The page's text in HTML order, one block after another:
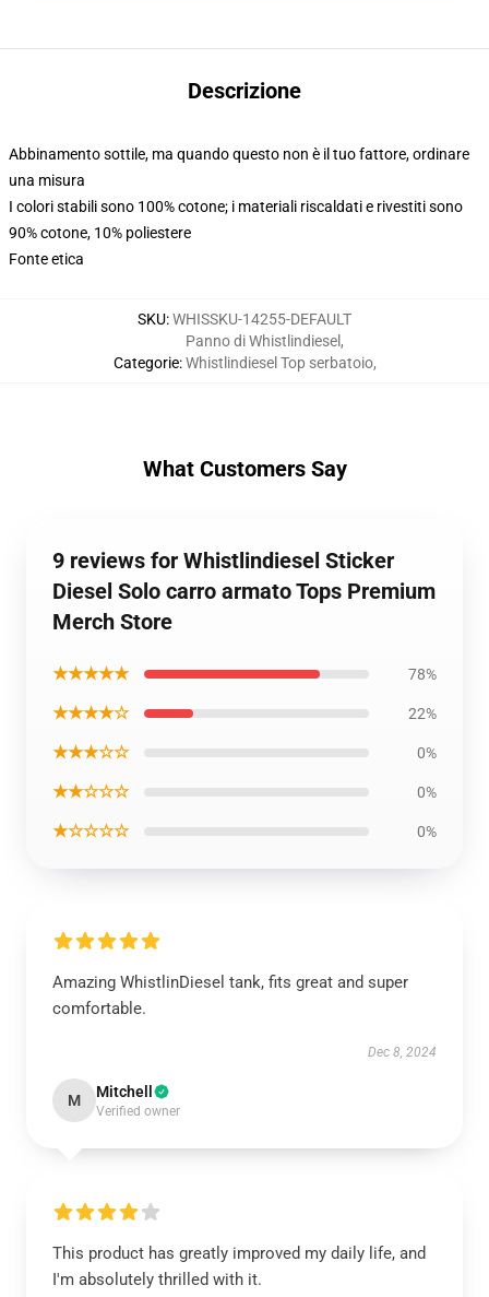
Descrizione
Abbinamento sottile, ma quando questo non è il tuo fattore, ordinare
una misura
I colori stabili sono 100% cotone; i materiali riscaldati e rivestiti sono
90% cotone, 10% poliestere
Fonte etica
SKU:WHISSKU-14255-DEFAULT
Categorie:
Panno di Whistlindiesel ,
Whistlindiesel Top serbatoio,
What Customers Say
9 reviews for Whistlindiesel Sticker
Diesel Solo carro armato Tops Premium
Merch Store
★★★★★ 78%
★★★★☆ 22%
★★★☆☆ 0%
★★☆☆☆ 0%
★☆☆☆☆ 0%
Amazing WhistlinDiesel tank, fits great and super
comfortable.
Dec 8, 2024
M Mitchell
Verified owner
This product has greatly improved my daily life, and
I'm absolutely thrilled with it.